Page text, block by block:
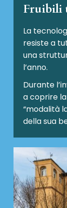
Fruibili
La
resiste a
una
l’anno.
Durante
a coprire
“modalità
della sua